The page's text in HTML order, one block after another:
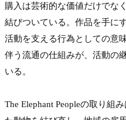
購入は芸術的な価値だけでな
結びついている。作品を手に
活動を支える行為としての意
伴う流通の仕組みが、活動の
いる。
The Elephant Peopleの取り組